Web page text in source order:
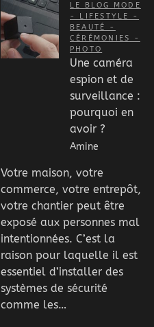
LE BLOG MODE
- LIFESTYLE -
BEAUTÉ -
CÉRÉMONIES -
PHOTO
Une caméra
espion et de
surveillance :
pourquoi en
avoir ?
Amine
Votre maison, votre
commerce, votre entrepôt,
votre chantier peut être
exposé aux personnes mal
intentionnées. C’est la
raison pour laquelle il est
essentiel d’installer des
systèmes de sécurité
comme les…